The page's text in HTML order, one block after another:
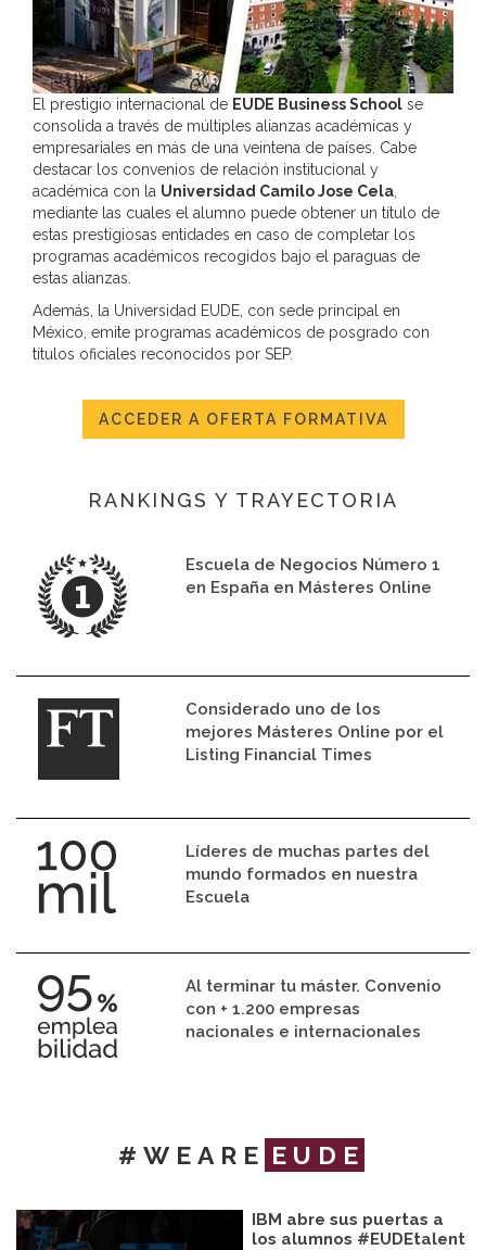
El prestigio internacional de EUDE Business School se
consolida a través de múltiples alianzas académicas y
empresariales en más de una veintena de países. Cabe
destacar los convenios de relación institucional y
académica con la Universidad Camilo Jose Cela
mediante las cuales el alumno puede obtener un título de
estas prestigiosas entidades en caso de completar los
programas académicos recogidos bajo el paraguas de
estas alianzas.
Además, la Universidad EUDE, con sede principal en
México, emite programas académicos de posgrado con
títulos oficiales reconocidos por SEP.
ACCEDER A OFERTA FORMATIVA
RANKINGS Y TRAYECTORIA
Escuela de Negocios Número 1
en España en Másteres Online
Considerado uno de los
mejores Másteres Online por el
Listing Financial Times
Líderes de muchas partes del
mundo formados en nuestra
Escuela
Al terminar tu máster. Convenio
con + 1.200 empresas
nacionales e internacionales
#WEARE EUDE
IBM abre sus puertas a
los alumnos #EUDEtalent